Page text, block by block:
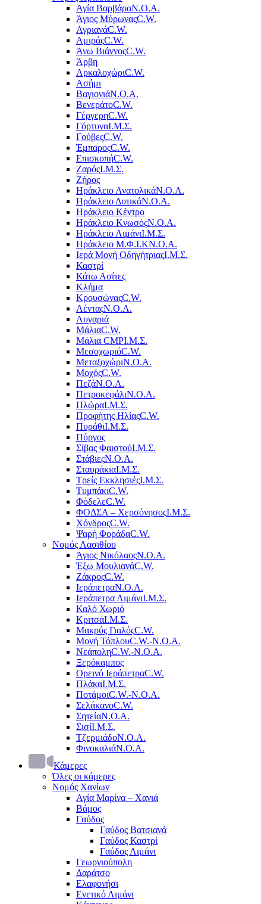
Αγία ΒαρβάραΝ.Ο.Α.
Άγιος ΜύρωναςC.W.
ΑγριανάC.W.
ΑμιράςC.W.
Άνω ΒιάννοςC.W.
Άρβη
ΑρκαλοχώριC.W.
Ασήμι
ΒαγιονιάΝ.Ο.Α.
ΒενεράτοC.W.
ΓέργερηC.W.
ΓόρτυναΙ.Μ.Σ.
ΓούβεςC.W.
ΈμπαροςC.W.
ΕπισκοπήC.W.
ΖαρόςΙ.Μ.Σ.
Ζήρος
Ηράκλειο ΑνατολικάΝ.Ο.Α.
Ηράκλειο ΔυτικάΝ.Ο.Α.
Ηράκλειο Κέντρο
Ηράκλειο ΚνωσόςΝ.Ο.Α.
Ηράκλειο ΛιμάνιΙ.Μ.Σ.
Ηράκλειο Μ.Φ.Ι.ΚΝ.Ο.Α.
Ιερά Μονή ΟδηγήτριαςΙ.Μ.Σ.
Καστρί
Κάτω Ασίτες
Κλήμα
ΚρουσώναςC.W.
ΛένταςΝ.Ο.Α.
Λυγαριά
ΜάλιαC.W.
Μάλια CMPΙ.Μ.Σ.
ΜεσοχωριόC.W.
ΜεταξοχώριΝ.Ο.Α.
ΜοχόςC.W.
ΠεζάΝ.Ο.Α.
ΠετροκεφάλιΝ.Ο.Α.
ΠλώραΙ.Μ.Σ.
Προφήτης ΗλίαςC.W.
ΠυράθιΙ.Μ.Σ.
Πύργος
Σίβας ΦαιστούΙ.Μ.Σ.
ΣτάβιεςΝ.Ο.Α.
ΣταυράκιαΙ.Μ.Σ.
Τρείς ΕκκλησιέςΙ.Μ.Σ.
ΤυμπάκιC.W.
ΦόδελεC.W.
ΦΟΔΣΑ – ΧερσόνησοςΙ.Μ.Σ.
ΧόνδροςC.W.
Ψαρή ΦοράδαC.W.
Νομός Λασιθίου
Άγιος ΝικόλαοςΝ.Ο.Α.
Έξω ΜουλιανάC.W.
ΖάκροςC.W.
ΙεράπετραΝ.Ο.Α.
Ιεράπετρα ΛιμάνιΙ.Μ.Σ.
Καλό Χωριό
ΚριτσάΙ.Μ.Σ.
Μακρύς ΓιαλόςC.W.
Μονή ΤόπλουC.W.-Ν.Ο.Α.
ΝεάποληC.W.-Ν.Ο.Α.
Ξερόκαμπος
Ορεινό ΙεράπετραC.W.
ΠλάκαΙ.Μ.Σ.
ΠοτάμοιC.W.-Ν.Ο.Α.
ΣελάκανοC.W.
ΣητείαΝ.Ο.Α.
ΣισίΙ.Μ.Σ.
ΤζερμιάδοΝ.Ο.Α.
ΦινοκαλιάΝ.Ο.Α.
Κάμερες
Όλες οι κάμερες
Νομός Χανίων
Αγία Μαρίνα – Χανιά
Βάμος
Γαύδος
Γαύδος Βατσιανά
Γαύδος Καστρί
Γαύδος Λιμάνι
Γεωργιούπολη
Δαράτσο
Ελαφονήσι
Ενετικό Λιμάνι